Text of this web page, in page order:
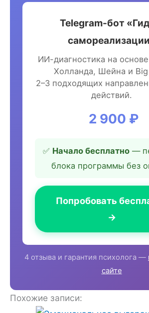
Telegram-бот
ИИ-диагностика на
Холланда, Шейна и Big
2–3 подходящих
действий.
2 900 ₽
✅ Начало бесплатно —
блока программы без
Попробовать
→
4 отзыва и гарантия психолога —
сайте
Похожие записи: